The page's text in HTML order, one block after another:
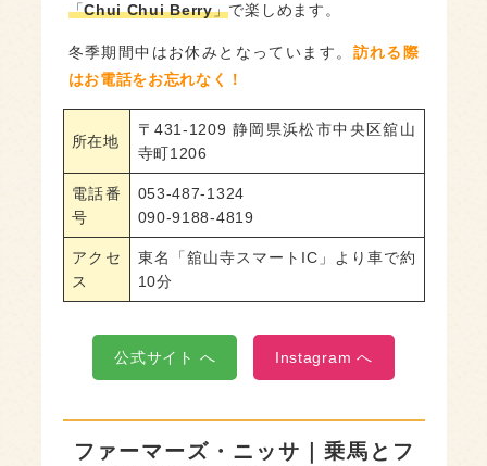
「Chui Chui Berry」で楽しめます。
冬季期間中はお休みとなっています。 訪れる際
はお電話をお忘れなく！
所在地
〒431-1209 静岡県浜松市中央区舘山
寺町1206
電話番
号
053-487-1324
090-9188-4819
アクセ
ス
東名「舘山寺スマートIC」より車で約
10分
公式サイト へ Instagram へ
ファーマーズ・ニッサ｜乗馬とフ